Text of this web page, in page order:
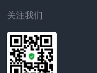
关注我们